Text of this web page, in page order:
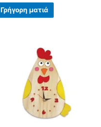
Γρήγορη ματιά